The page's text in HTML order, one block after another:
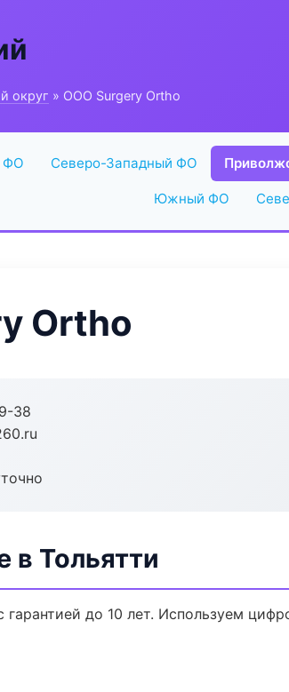
округ » ООО Surgery Ortho
ФО Северо-Западный ФО
Южный ФО
Ortho
38
в Тольятти
гарантией до 10 лет. Используем